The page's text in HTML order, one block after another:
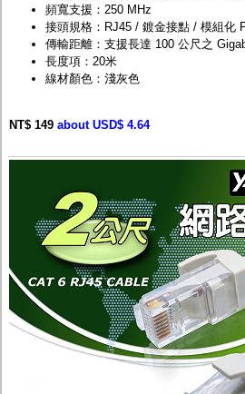
頻寬支援：250 MHz
接頭規格：RJ45 / 鍍金接點 / 模組化
傳輸距離：支援長達 100 公尺之
長度項：20米
線材顏色：淺灰色
NT$ 149 about USD$ 4.64